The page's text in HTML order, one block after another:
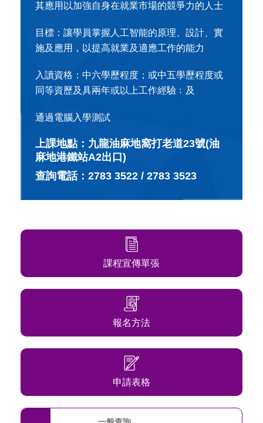
其應用以加強自身在就業市場的競爭力的人士
目標：讓學員掌握人工智能的原理、設計、實
施及應用，以提高就業及適應工作的能力
入讀資格：中六學歷程度；或中五學歷程度或
同等資歷及具兩年或以上工作經驗﹔及
通過電腦入學測試
上課地點：九龍油麻地窩打老道23號(油
麻地港鐵站A2出口)
查詢電話：2783 3522 / 2783 3523
課程宣傳單張
報名方法
申請表格